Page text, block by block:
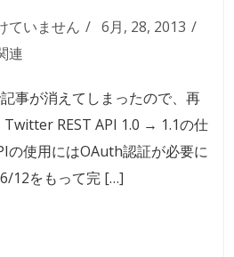
ていません
6月, 28, 2013
連
記事が消えてしまったので、再
Twitter REST API 1.0 → 1.1の仕
の使用にはOAuth認証が必要に
12をもって完 […]